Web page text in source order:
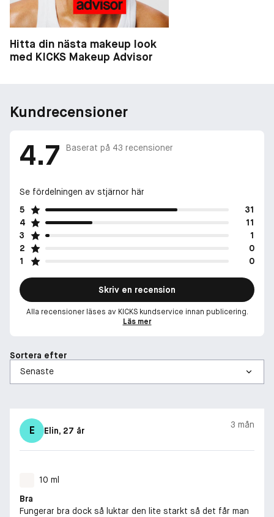
Hitta din nästa makeup look
med KICKS Makeup Advisor
Kundrecensioner
4.7 Baserat på 43 recensioner
Se fördelningen av stjärnor här
5
31
4
11
3
1
2
0
1
0
Skriv en recension
Alla recensioner läses av KICKS kundservice innan publicering.
Läs mer
Sortera efter
E Elin, 27 år
3 mån
10 ml
Bra
Fungerar bra dock så luktar den lite starkt så det får man